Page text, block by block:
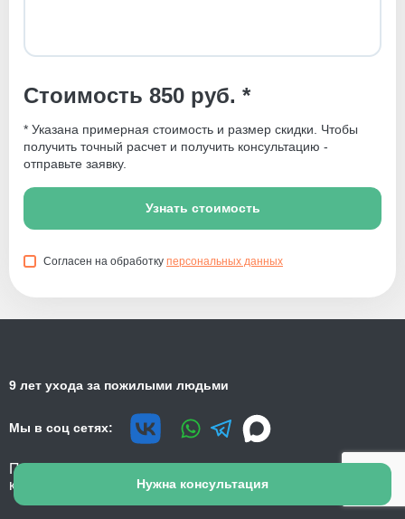
Стоимость 850 руб. *
* Указана примерная стоимость и размер скидки. Чтобы
получить точный расчет и получить консультацию -
отправьте заявку.
Узнать стоимость
Согласен на обработку персональных данных
9 лет ухода за пожилыми людьми
Мы в соц сетях:
Политика
конфиденциальности
персональных данных
Нужна консультация